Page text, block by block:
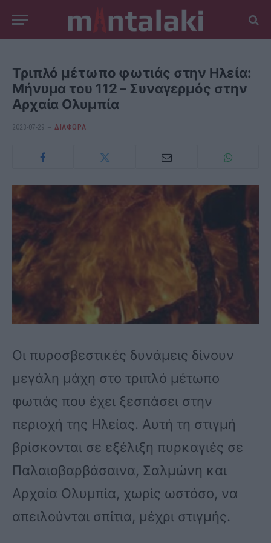
Τριπλό μέτωπο φωτιάς στην Ηλεία:
Μήνυμα του 112 – Συναγερμός στην
Αρχαία Ολυμπία
2023-07-29 ΔΙΆΦΟΡΑ
Οι πυροσβεστικές δυνάμεις δίνουν
μεγάλη μάχη στο τριπλό μέτωπο
φωτιάς που έχει ξεσπάσει στην
περιοχή της Ηλείας. Αυτή τη στιγμή
βρίσκονται σε εξέλιξη πυρκαγιές σε
Παλαιοβαρβάσαινα, Σαλμώνη και
Αρχαία Ολυμπία, χωρίς ωστόσο, να
απειλούνται σπίτια, μέχρι στιγμής.